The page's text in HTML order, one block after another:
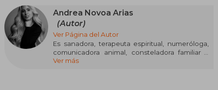
Andrea Novoa Arias
(Autor)
Ver Página del Autor
Es sanadora, terapeuta espiritual, numeróloga,
comunicadora animal, consteladora familiar y
periodista. Se graduó de Comunicación Social y
Ver más